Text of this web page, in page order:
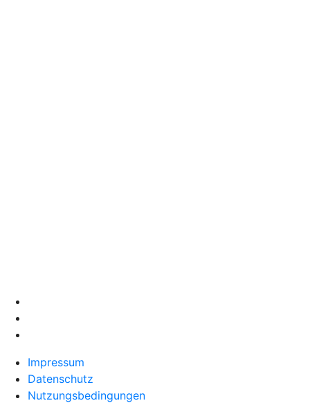
Impressum
Datenschutz
Nutzungsbedingungen